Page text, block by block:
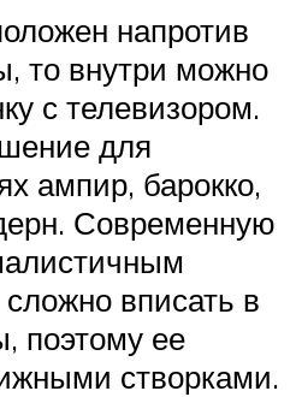
напротив
то внутри можно
с телевизором.
для
ампир, барокко,
Современную
вписать в
поэтому ее
створками.